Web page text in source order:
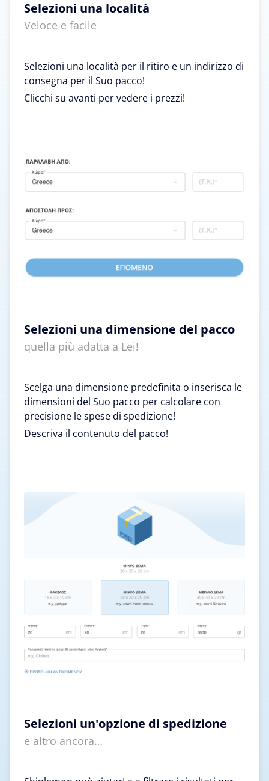
Selezioni una località
Veloce e facile
Selezioni una località per il ritiro e un indirizzo di
consegna per il Suo pacco!
Clicchi su avanti per vedere i prezzi!
Selezioni una dimensione del pacco
quella più adatta a Lei!
Scelga una dimensione predefinita o inserisca le
dimensioni del Suo pacco per calcolare con
precisione le spese di spedizione!
Descriva il contenuto del pacco!
Selezioni un'opzione di spedizione
e altro ancora…